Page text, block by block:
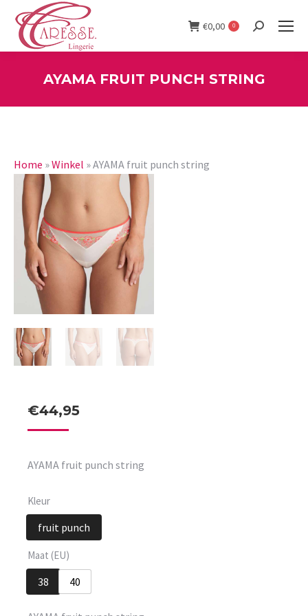
€0,00 0 Search:
AYAMA FRUIT PUNCH STRING
Home »Winkel »AYAMA fruit punch string
€44,95
AYAMA fruit punch string
Kleur
fruit punch
Maat (EU)
38 40